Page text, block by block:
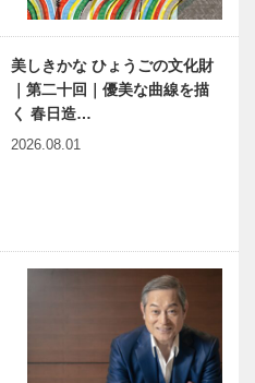
縁の下の力持
医学部附属病
院 IVRセン
2019 コシノ
ヒロコ展 芦
屋神社
美しきかな ひょうごの文化財
｜第二十回｜優美な曲線を描
く 春日造…
2026.08.01